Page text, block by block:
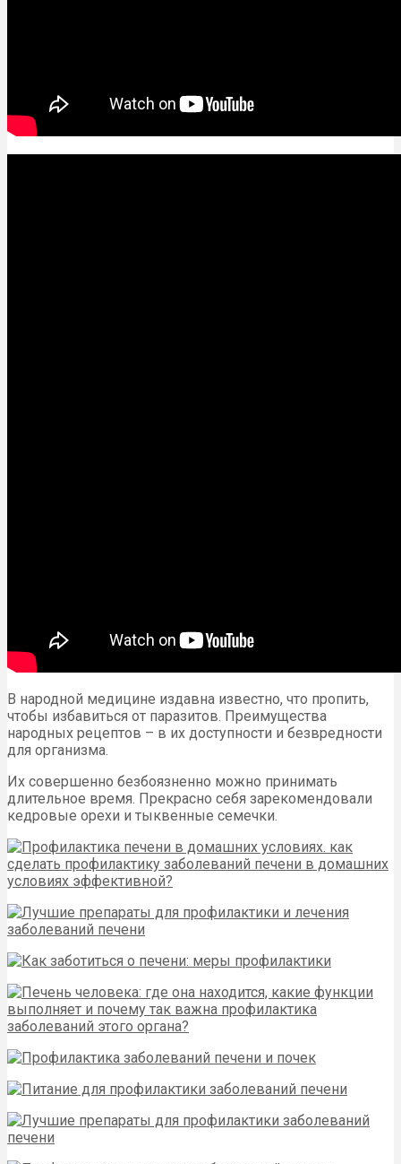
В народной медицине издавна известно, что пропить,
чтобы избавиться от паразитов. Преимущества
народных рецептов – в их доступности и безвредности
для организма.
Их совершенно безбоязненно можно принимать
длительное время. Прекрасно себя зарекомендовали
кедровые орехи и тыквенные семечки.